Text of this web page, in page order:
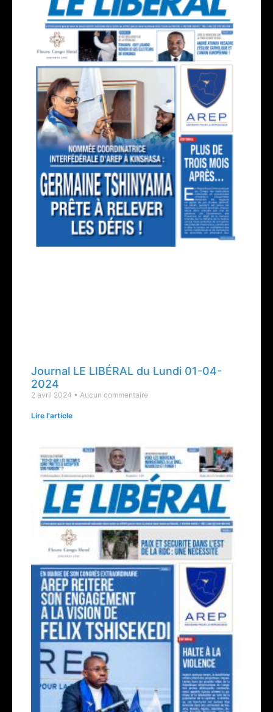
Journal LE LIBÉRAL du Lundi 01-04-
2024
2 avril 2024 Aucun commentaire
Lire l'article